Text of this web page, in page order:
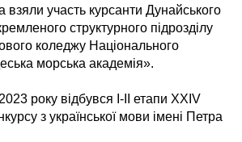
взяли участь курсанти Дунайського
структурного підрозділу
коледжу Національного
морська академія».
року відбувся І-ІІ етапи ХХІV
з української мови імені Петра